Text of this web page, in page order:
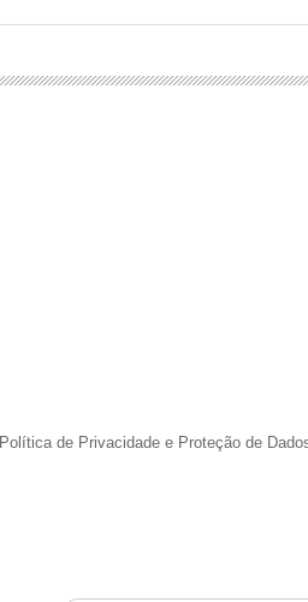
Política de Privacidade e Proteção de